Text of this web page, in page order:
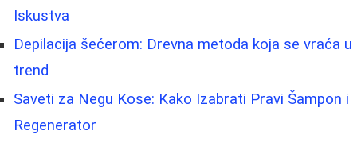
Iskustva
Depilacija šećerom: Drevna metoda koja se vraća u
trend
Saveti za Negu Kose: Kako Izabrati Pravi Šampon i
Regenerator